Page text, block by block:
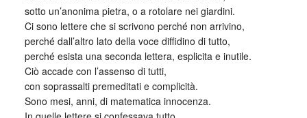
sotto un’anonima pietra, o a rotolare nei giardini.
Ci sono lettere che si scrivono perché non arrivino,
perché dall’altro lato della voce diffidino di tutto,
perché esista una seconda lettera, esplicita e inutile.
Ciò accade con l’assenso di tutti,
con soprassalti premeditati e complicità.
Sono mesi, anni, di matematica innocenza.